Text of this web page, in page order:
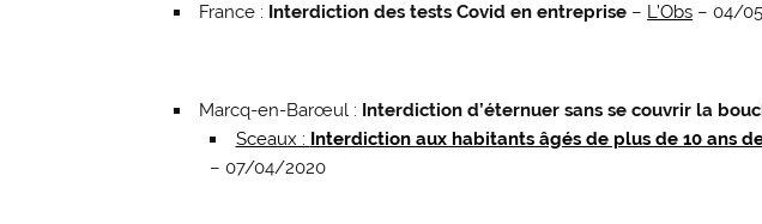
France : Interdiction des tests Covid en entreprise – L’Obs – 04/
Marcq-en-Barœul : Interdiction d’éternuer sans se couvrir la
Sceaux : Interdiction aux habitants âgés de plus de 10 ans
– 07/04/2020